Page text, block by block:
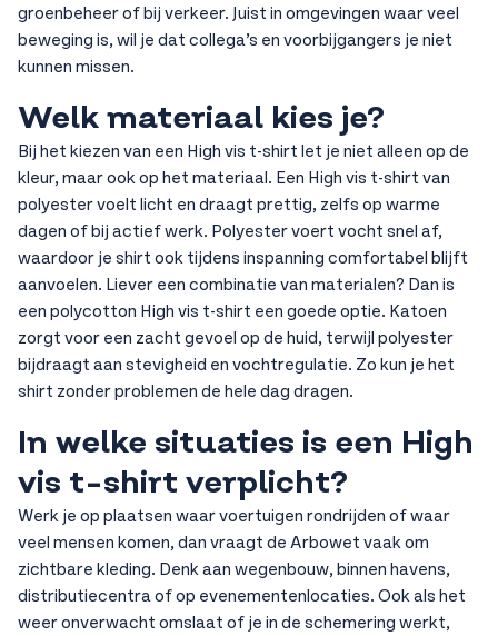
groenbeheer of bij verkeer. Juist in omgevingen waar veel
beweging is, wil je dat collega’s en voorbijgangers je niet
kunnen missen.
Welk materiaal kies je?
Bij het kiezen van een High vis t-shirt let je niet alleen op de
kleur, maar ook op het materiaal. Een High vis t-shirt van
polyester voelt licht en draagt prettig, zelfs op warme
dagen of bij actief werk. Polyester voert vocht snel af,
waardoor je shirt ook tijdens inspanning comfortabel blijft
aanvoelen. Liever een combinatie van materialen? Dan is
een polycotton High vis t-shirt een goede optie. Katoen
zorgt voor een zacht gevoel op de huid, terwijl polyester
bijdraagt aan stevigheid en vochtregulatie. Zo kun je het
shirt zonder problemen de hele dag dragen.
In welke situaties is een High
vis t-shirt verplicht?
Werk je op plaatsen waar voertuigen rondrijden of waar
veel mensen komen, dan vraagt de Arbowet vaak om
zichtbare kleding. Denk aan wegenbouw, binnen havens,
distributiecentra of op evenementenlocaties. Ook als het
weer onverwacht omslaat of je in de schemering werkt,